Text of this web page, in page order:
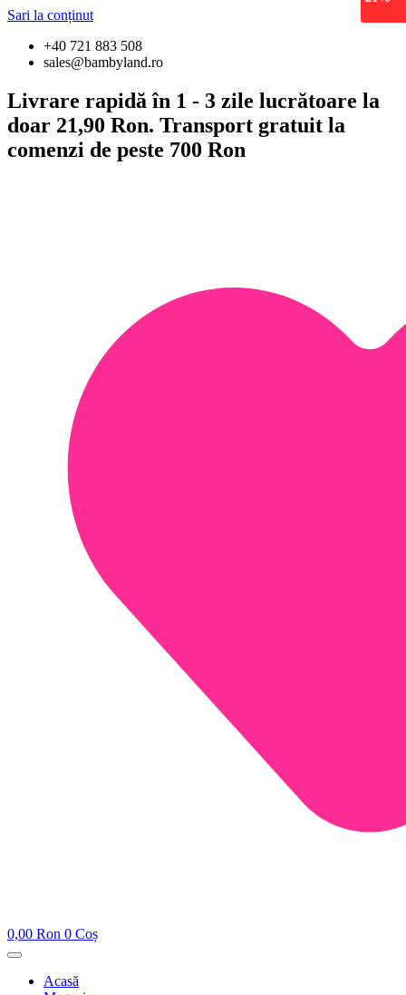
Sari la conținut
+40 721 883 508
sales@bambyland.ro
Livrare rapidă în 1 - 3 zile lucrătoare la
doar 21,90 Ron. Transport gratuit la
comenzi de peste 700 Ron
0,00 Ron 0 Coș
Acasă